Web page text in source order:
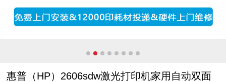
惠普（HP）2606sdw激光打印机家用自动双面